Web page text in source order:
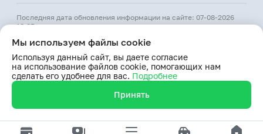
Последняя дата обновления информации на сайте: 07-08-2026
18:05
© 2026 АКБ «Hamkorbank»
Лицензия № 64 ЦБ РУз от 31 августа 1991 г.
При использовании материалов сайта ссылка на веб-сайт
www.hamkorbank.uz обязательна
Продолжая пользование сайтом, я выражаю согласие
на обработку моих персональных данных
Мы используем файлы cookie
Используя данный сайт, вы даете согласие
на использование файлов cookie, помогающих нам
сделать его удобнее для вас. Подробнее
Принять